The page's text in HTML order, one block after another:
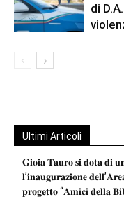
di
Ultimi Articoli
𝐆𝐢𝐨𝐢𝐚 𝐓𝐚𝐮𝐫𝐨 𝐬𝐢 𝐝𝐨𝐭𝐚 𝐝𝐢
𝐥’𝐢𝐧𝐚𝐮𝐠𝐮𝐫𝐚𝐳𝐢𝐨𝐧𝐞
𝐩𝐫𝐨𝐠𝐞𝐭𝐭𝐨 “𝐀𝐦𝐢𝐜𝐢 𝐝𝐞𝐥𝐥𝐚